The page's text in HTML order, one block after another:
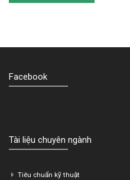
Facebook
Tài liệu chuyên ngành
Tiêu chuẩn kỹ thuật